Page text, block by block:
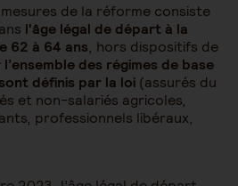
de la réforme consiste
l'âge légal de départ à la
62 à 64 ans, hors dispositifs de
des régimes de base
définis par la loi (assurés du
et non-salariés agricoles,
professionnels libéraux,